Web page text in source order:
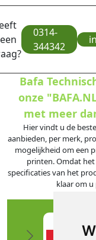
0314-
344342
Bafa
onze
met meer
Hier vindt u de
aanbieden, per merk,
mogelijkheid om een
printen. Omdat
specificaties van het
klaar om